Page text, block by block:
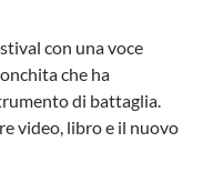
con una voce
che ha
di battaglia.
video, libro e il nuovo